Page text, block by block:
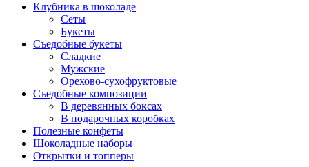
Клубника в шоколаде
Сеты
Букеты
Съедобные букеты
Сладкие
Мужские
Орехово-сухофруктовые
Съедобные композиции
В деревянных боксах
В подарочных коробках
Полезные конфеты
Шоколадные наборы
Открытки и топперы